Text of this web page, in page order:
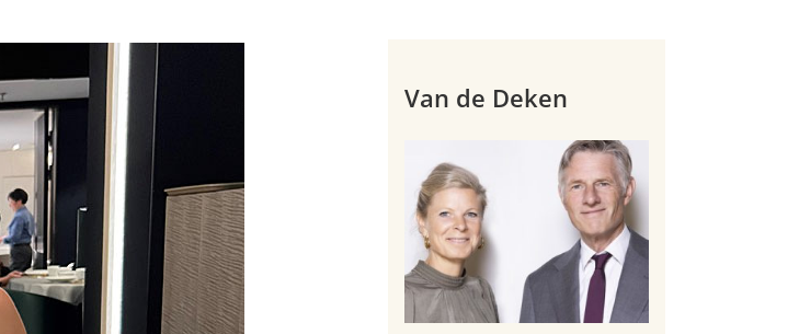
Van de Deken